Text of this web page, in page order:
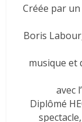
Créée par
Boris
musique et
avec
Diplômé